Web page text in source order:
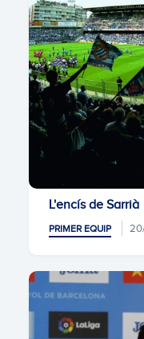
L'encís de Sarrià
PRIMER EQUIP